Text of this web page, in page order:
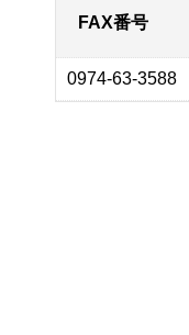
FAX番号
0974-63-3588